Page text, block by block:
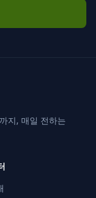
지, 매일 전하는